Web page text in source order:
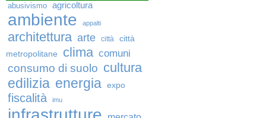
abusivismo agricoltura
ambiente appalti
architettura arte città
città
metropolitane
clima comuni
consumo di suolo cultura
edilizia energia expo
fiscalità imu